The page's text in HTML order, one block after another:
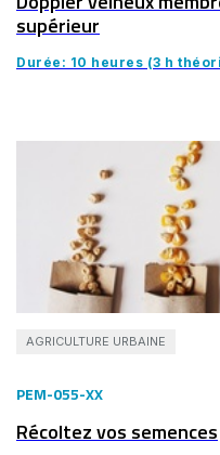
supérieur
Durée: 10 heures (3 h
AGRICULTURE URBAINE
PEM-055-XX
Récoltez vos semences